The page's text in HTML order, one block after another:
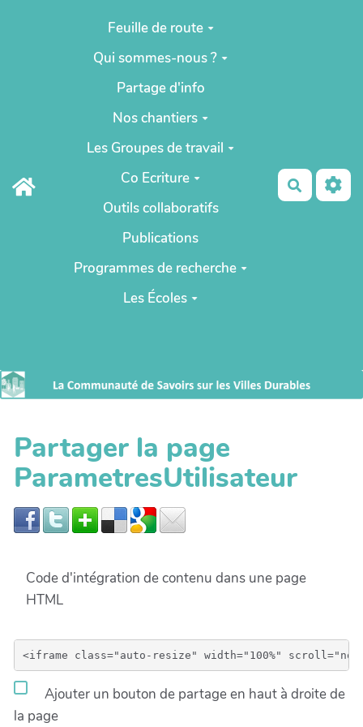
Aller au contenu principal
Feuille de route
Qui sommes-nous ?
Partage d'info
Nos chantiers
Les Groupes de travail
Co Ecriture
Outils collaboratifs
Publications
Programmes de recherche
Les Écoles
Partager la page
ParametresUtilisateur
Code d'intégration de contenu dans une page
HTML
Ajouter un bouton de partage en haut à droite de
la page